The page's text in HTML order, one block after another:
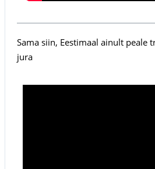
Sama siin, Eestimaal ainult peale
jura